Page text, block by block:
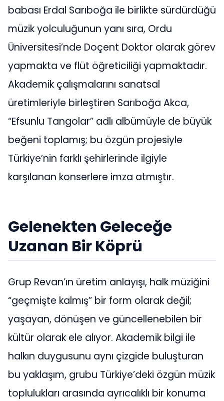
babası Erdal Sarıboğa ile birlikte sürdürdüğü
müzik yolculuğunun yanı sıra, Ordu
Üniversitesi’nde Doçent Doktor olarak görev
yapmakta ve flüt öğreticiliği yapmaktadır.
Akademik çalışmalarını sanatsal
üretimleriyle birleştiren Sarıboğa Akca,
“Efsunlu Tangolar” adlı albümüyle de büyük
beğeni toplamış; bu özgün projesiyle
Türkiye’nin farklı şehirlerinde ilgiyle
karşılanan konserlere imza atmıştır.
Gelenekten Geleceğe
Uzanan Bir Köprü
Grup Revan’ın üretim anlayışı, halk müziğini
“geçmişte kalmış” bir form olarak değil;
yaşayan, dönüşen ve güncellenebilen bir
kültür olarak ele alıyor. Akademik bilgi ile
halkın duygusunu aynı çizgide buluşturan
bu yaklaşım, grubu Türkiye’deki özgün müzik
toplulukları arasında ayrıcalıklı bir konuma